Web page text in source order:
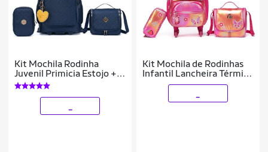
Kit Mochila Rodinha
Juvenil Primicia Estojo +
Lancheira
Kit Mochila de Rodinhas
Infantil Lancheira Térmica
Estojo Escolar Resistente